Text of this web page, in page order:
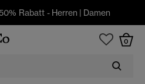
Rabatt - Herren | Damen
0